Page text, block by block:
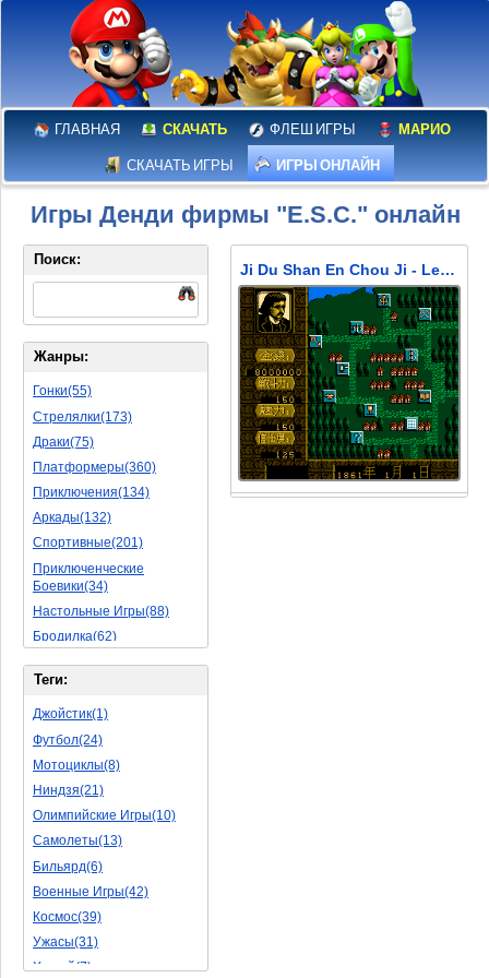
ГЛАВНАЯ СКАЧАТЬ ФЛЕШ ИГРЫ МАРИО
СКАЧАТЬ ИГРЫ ИГРЫ ОНЛАЙН
Игры Денди фирмы "E.S.C." онлайн
Ji Du Shan En Chou Ji - Le Comte de Monte-Cristo (Граф де Монте-Кристо)
Поиск:
Жанры:
Гонки(55)
Стрелялки(173)
Драки(75)
Платформеры(360)
Приключения(134)
Аркады(132)
Спортивные(201)
Приключенческие
Боевики(34)
Настольные Игры(88)
Бродилка(62)
Стратегии(77)
Боевые RPG(50)
Симуляторы(31)
Леталки(24)
Симуляторы Жизни(76)
Уникальный(29)
Логические Игры(35)
Азартные(45)
Ролевые Игры(176)
Боевик(10)
Головоломка(11)
Rpg(14)
Пошаговые Игры(22)
Теги:
Джойстик(1)
Футбол(24)
Мотоциклы(8)
Ниндзя(21)
Олимпийские Игры(10)
Самолеты(13)
Бильярд(6)
Военные Игры(42)
Космос(39)
Ужасы(31)
Хоккей(7)